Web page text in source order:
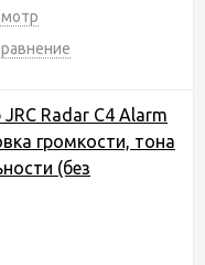
Radar C4 Alarm
громкости, тона
(без